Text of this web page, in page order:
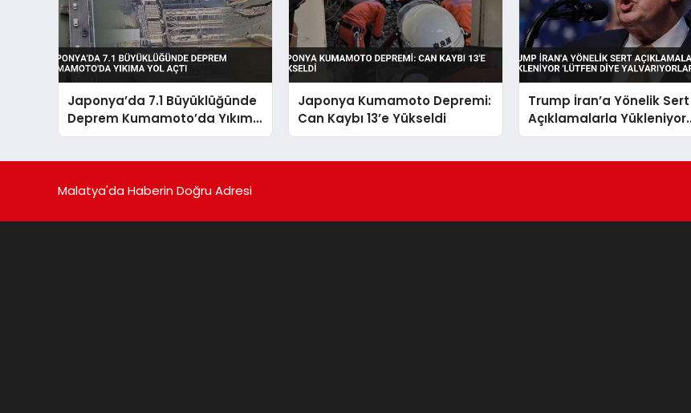
Japonya’da 7.1 Büyüklüğünde
Deprem Kumamoto’da Yıkıma
Yol Açtı
Japonya Kumamoto Depremi:
Can Kaybı 13’e Yükseldi
Trump İran’a Yönelik Sert
Açıklamalarla Yükleniyor
‘Lütfen Diye Yalvarıyorlar’
Malatya'da Haberin Doğru Adresi